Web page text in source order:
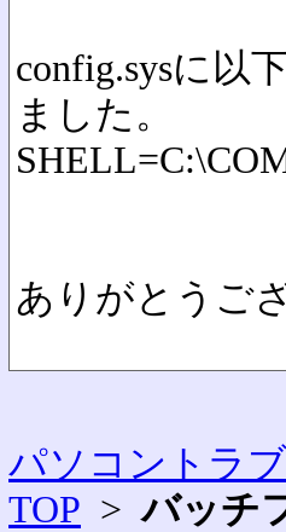
config.sysに以
ました。
ありがとうご
パソコントラ
TOP >バッチ